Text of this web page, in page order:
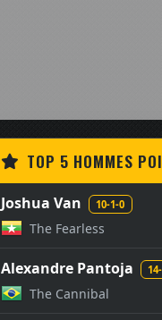
TOP 5 HOMMES
Joshua Van 10-1-0
The Fearless
Alexandre Pantoja
The Cannibal